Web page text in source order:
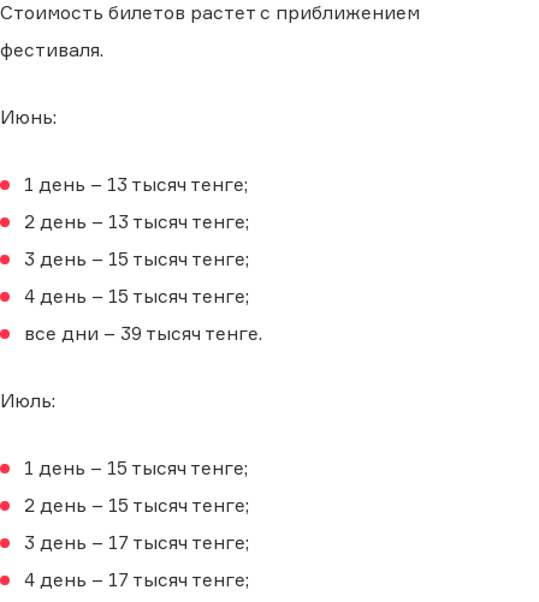
Стоимость билетов растет с приближением
фестиваля.
Июнь:
1 день – 13 тысяч тенге;
2 день – 13 тысяч тенге;
3 день – 15 тысяч тенге;
4 день – 15 тысяч тенге;
все дни – 39 тысяч тенге.
Июль:
1 день – 15 тысяч тенге;
2 день – 15 тысяч тенге;
3 день – 17 тысяч тенге;
4 день – 17 тысяч тенге;